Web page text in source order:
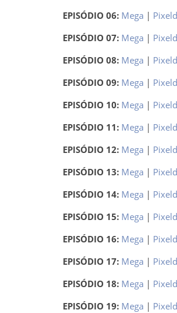
EPISÓDIO 06: Mega |
EPISÓDIO 07: Mega |
EPISÓDIO 08: Mega |
EPISÓDIO 09: Mega |
EPISÓDIO 10: Mega |
EPISÓDIO 11: Mega |
EPISÓDIO 12: Mega |
EPISÓDIO 13: Mega |
EPISÓDIO 14: Mega |
EPISÓDIO 15: Mega |
EPISÓDIO 16: Mega |
EPISÓDIO 17: Mega |
EPISÓDIO 18: Mega |
EPISÓDIO 19: Mega |